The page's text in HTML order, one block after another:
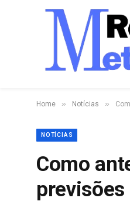
Home » Notícias »
NOTÍCIAS
Como